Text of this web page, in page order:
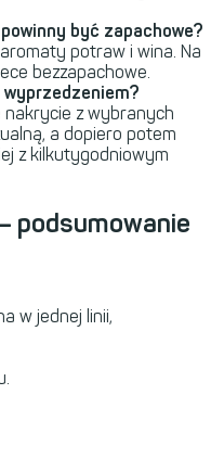
być zapachowe?
potraw i wina. Na
bezzapachowe.
nakrycie z wybranych
a dopiero potem
z kilkutygodniowym
podsumowanie
w jednej linii,